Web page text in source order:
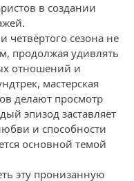
в создании
четвёртого сезона не
продолжая удивлять
отношений и
мастерская
делают просмотр
эпизод заставляет
и способности
основной темой
эту пронизанную